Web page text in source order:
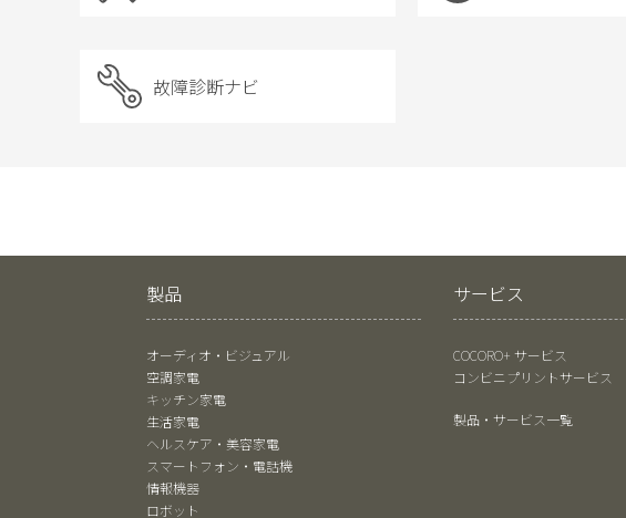
故障診断ナビ
製品
オーディオ・ビジュアル
空調家電
キッチン家電
生活家電
ヘルスケア・美容家電
スマートフォン・電話機
情報機器
ロボット
サービス
COCORO+ サービス
コンビニプリントサービス
製品・サービス一覧